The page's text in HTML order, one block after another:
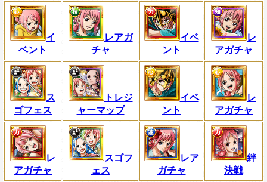
イ
ベント
レアガ
チャ
イベ
ント
レ
アガチャ
ス
ゴフェス
トレジ
ャーマップ
イベ
ント
レ
アガチャ
レ
アガチャ
スゴフ
ェス
レア
ガチャ
絆
決戦